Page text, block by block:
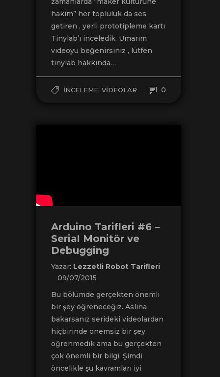
hakim” her topluluk da ses
getiren , yerli prototipleme kartı
Tinylab’ı inceledik. Umarım
videoyu beğenirsiniz , lütfen
tinylab hakkında…
İNCELEME, VIDEOLAR 0
Arduino Tarifleri #6 –
Serial Monitör ve
Debugging
Yazar: Lezzetli Robot Tarifleri
09/07/2015
Bu bölümde gerçekten önemli
bir şey öğreneceğiz. Aslına
bakarsanız serideki videolardan
hiçbirinde önemsiz bir şey
öğrenmedik ama bu gerçekten
çok önemli bir bilgi. Şimdi
öncelikle şu kavramları iyi